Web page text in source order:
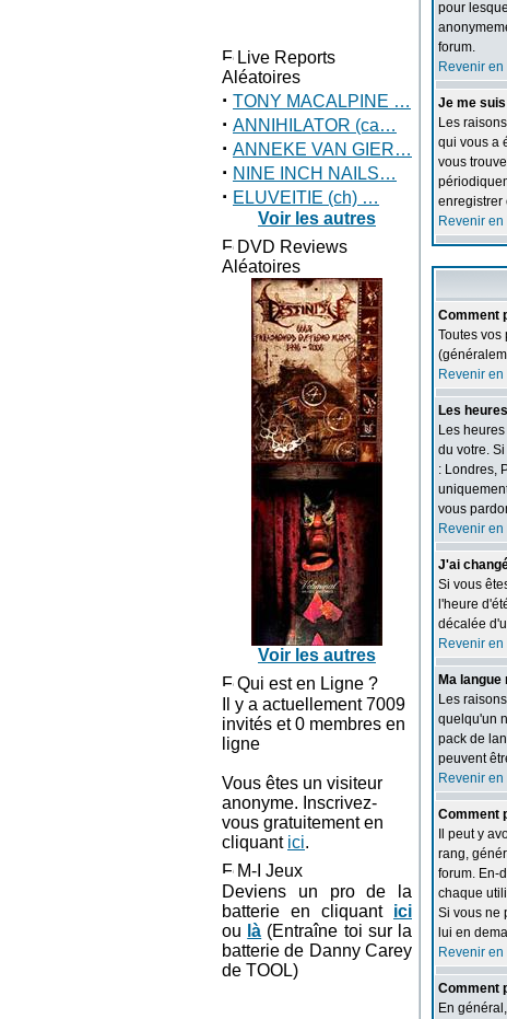
Live Reports
Aléatoires
· TONY MACALPINE …
· ANNIHILATOR (ca…
· ANNEKE VAN GIER…
· NINE INCH NAILS…
· ELUVEITIE (ch) …
Voir les autres
DVD Reviews
Aléatoires
Voir les autres
Qui est en Ligne ?
Il y a actuellement 7009
invités et 0 membres en
ligne
Vous êtes un visiteur
anonyme. Inscrivez-
vous gratuitement en
cliquant ici.
M-I Jeux
Deviens un pro de la
batterie en cliquant ici
ou là (Entraîne toi sur la
batterie de Danny Carey
de TOOL)
pour
forum.
Revenir en
Je me
Les
qui vous a
vous
enregistrer
Revenir en
Comment
Toutes vos
Revenir en
Les
Les
du votre.
: Londres,
vous
Revenir en
J'ai
Si vous
l'heure
décalée
Revenir en
Ma
Les
quelqu'un
pack de
peuvent
Revenir en
Comment
Il peut y
rang,
forum. En-
chaque
Si vous ne
lui en
Revenir en
Comment
En